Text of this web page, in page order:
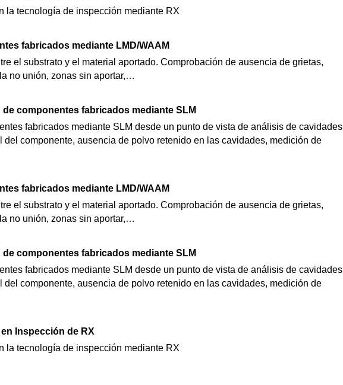
la tecnología de inspección mediante RX
fabricados mediante LMD/WAAM
el substrato y el material aportado. Comprobación de ausencia de grietas,
no unión, zonas sin aportar,…
componentes fabricados mediante SLM
fabricados mediante SLM desde un punto de vista de análisis de cavidades
del componente, ausencia de polvo retenido en las cavidades, medición de
fabricados mediante LMD/WAAM
el substrato y el material aportado. Comprobación de ausencia de grietas,
no unión, zonas sin aportar,…
componentes fabricados mediante SLM
fabricados mediante SLM desde un punto de vista de análisis de cavidades
del componente, ausencia de polvo retenido en las cavidades, medición de
Inspección de RX
la tecnología de inspección mediante RX